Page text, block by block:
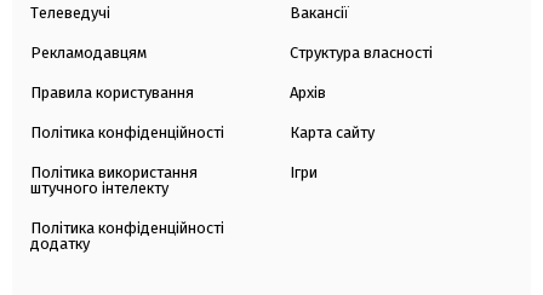
Телеведучі
Рекламодавцям
Правила користування
Політика конфіденційності
Політика використання
штучного інтелекту
Політика конфіденційності
додатку
Вакансії
Структура власності
Архів
Карта сайту
Ігри